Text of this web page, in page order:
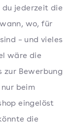
du jederzeit die
wo, für
– und vieles
wäre die
zur Bewerbung
beim
eingelöst
die